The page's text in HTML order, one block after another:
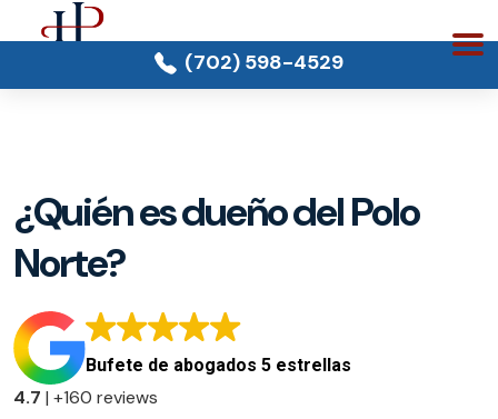
(702) 598-4529
¿Quién es dueño del Polo
Norte?
Bufete de abogados 5 estrellas
4.7 | +160 reviews